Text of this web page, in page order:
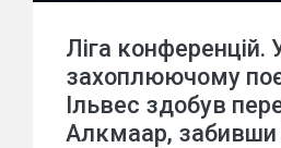
Ліга конференцій.
захоплюючому
Ільвес здобув
Алкмаар, забивши